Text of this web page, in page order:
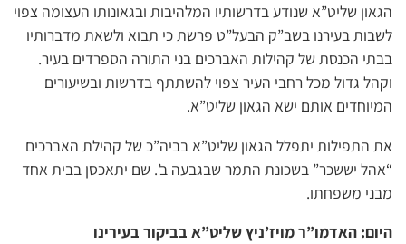
הגאון שליט”א שנודע בדרשותיו המלהיבות ובגאונותו העצומה צפוי
לשבות בעירנו בשב”ק הבעל”ט פרשת כי תבוא ולשאת מדברותיו
בבתי הכנסת של קהילות האברכים בני התורה הספרדים בעיר.
וקהל גדול מכל רחבי העיר צפוי להשתתף בדרשות ובשיעורים
המיוחדים אותם ישא הגאון שליט”א.
את התפילות יתפלל הגאון שליט”א בביה”כ של קהילת האברכים
“אהל יששכר” בשכונת התמר שבגבעה ב’. שם יתאכסן בבית אחד
מבני משפחתו.
היום: האדמו”ר מויז’ניץ שליט”א בביקור בעירינו